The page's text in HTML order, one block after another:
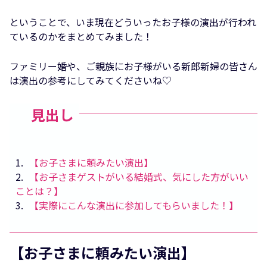
ということで、いま現在どういったお子様の演出が行われ
ているのかをまとめてみました！
ファミリー婚や、ご親族にお子様がいる新郎新婦の皆さん
は演出の参考にしてみてくださいね♡
見出し
1
【お子さまに頼みたい演出】
2
【お子さまゲストがいる結婚式、気にした方がいい
ことは？】
3
【実際にこんな演出に参加してもらいました！】
【お子さまに頼みたい演出】